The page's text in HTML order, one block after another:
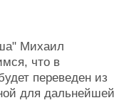
Михаил
что в
переведен из
для дальнейшей